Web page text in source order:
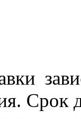
Срок